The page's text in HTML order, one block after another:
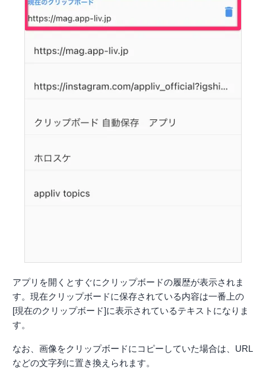
アプリを開くとすぐにクリップボードの履歴が表示されま
す。現在クリップボードに保存されている内容は一番上の
[現在のクリップボード]に表示されているテキストになりま
す。
なお、画像をクリップボードにコピーしていた場合は、URL
などの文字列に置き換えられます。